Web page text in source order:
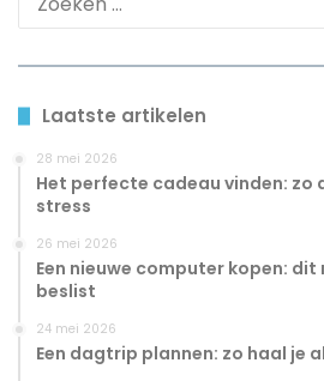
Laatste artikelen
28 mei 2026
Het perfecte cadeau vinden: zo
stress
26 mei 2026
Een nieuwe computer kopen:
beslist
24 mei 2026
Een dagtrip plannen: zo haal je